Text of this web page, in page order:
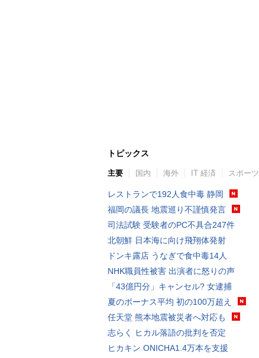
トピックス
主要 国内 海外 IT 経済 スポーツ
レストランで192人食中毒 静岡
福岡の議長 地震巡り不謹慎発言
司法試験 受験者のPC不具合247件
北朝鮮 日本海に向け飛翔体発射
ドンキ露店 うなぎで食中毒14人
NHK職員性被害 出演者に怒りの声
「43億円分」キャンセル? 女逮捕
夏のボーナス平均 初の100万超え
任天堂 熊本地震被災者へ対応も
志らく ヒカル落語の批判を否定
ヒカキン ONICHA1.4万本を支援